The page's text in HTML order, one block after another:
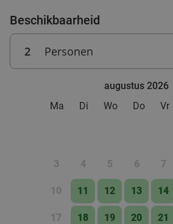
Beschikbaarheid
2 Personen
augustus 2026
Ma
Di Wo Do Vr
3 4 5 6 7
10 11 12 13 14
17 18 19 20 21